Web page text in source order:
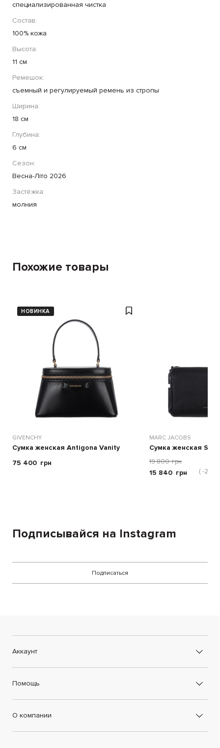
специализированная чистка
Состав:
100% кожа
Высота:
11 cм
Ремешок:
съемный и регулируемый ремень из стропы
Ширина:
18 см
Глубина:
6 cм
Сезон:
Весна-Літо 2026
Застёжка:
молния
Похожие товары
НОВИНКА
GIVENCHY
Сумка женская Antigona Vanity
75 400 грн
MARC JACOBS
Сумка женская
19 800 грн
15 840 грн ( -20 %)
Подписывайся на Instagram
Подписаться
Аккаунт
Помощь
О компании